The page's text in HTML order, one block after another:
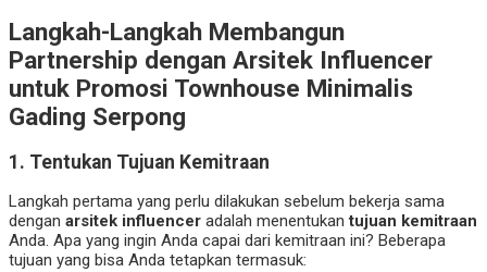
Langkah-Langkah Membangun
Partnership dengan Arsitek Influencer
untuk Promosi Townhouse Minimalis
Gading Serpong
1. Tentukan Tujuan Kemitraan
Langkah pertama yang perlu dilakukan sebelum bekerja sama
dengan arsitek influencer adalah menentukantujuan kemitraan
Anda. Apa yang ingin Anda capai dari kemitraan ini? Beberapa
tujuan yang bisa Anda tetapkan termasuk: